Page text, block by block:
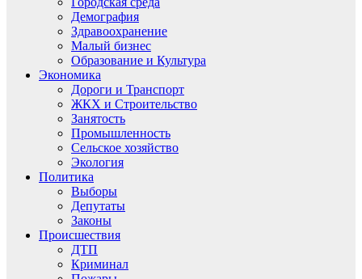
Демография
Здравоохранение
Малый бизнес
Образование и Культура
Экономика
Дороги и Транспорт
ЖКХ и Строительство
Занятость
Промышленность
Сельское хозяйство
Экология
Политика
Выборы
Депутаты
Законы
Происшествия
ДТП
Криминал